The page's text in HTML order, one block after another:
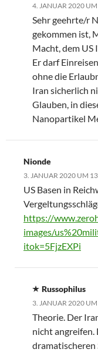
4. JANUAR 2020
Sehr geehrte/r
gekommen ist,
Macht, dem US
Er darf
ohne die
Iran sicherlich
Glauben, in
Nanopartikel
Nionde
3. JANUAR 2020 UM
US Basen in
https://
images/
itok=5FjzEXPi
Russophilus
3. JANUAR 2020
Theorie. Der
nicht angreifen.